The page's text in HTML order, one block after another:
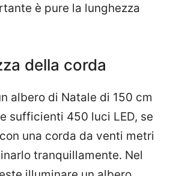
è pure la lunghezza
della corda
albero di Natale di 150 cm
sufficienti 450 luci LED, se
una corda da venti metri
tranquillamente. Nel